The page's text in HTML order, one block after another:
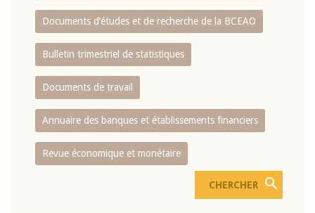
Documents d’études et de recherche de la BCEAO
Bulletin trimestriel de statistiques
Documents de travail
Annuaire des banques et établissements financiers
Revue économique et monétaire